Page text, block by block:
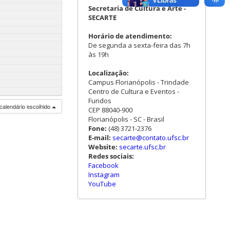
escolhido
Secretaria de Cultura e Arte -
SECARTE
Horário de atendimento:
De segunda a sexta-feira das 7h
às 19h
Localização:
Campus Florianópolis - Trindade
Centro de Cultura e Eventos -
Fundos
CEP 88040-900
Florianópolis - SC - Brasil
Fone: (48) 3721-2376
E-mail: secarte@contato.ufsc.br
Website: secarte.ufsc.br
Redes sociais:
Facebook
Instagram
YouTube